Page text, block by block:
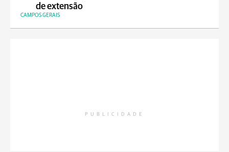
de extensão
CAMPOS GERAIS
PUBLICIDADE